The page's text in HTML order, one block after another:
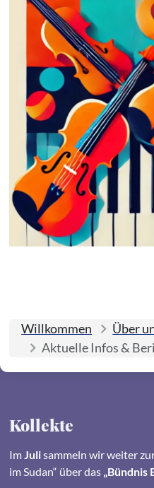
Willkommen
Über
Aktuelle Infos &
Kollekte
ImJulisammeln wir weiter
im Sudan“ über das „Bündnis